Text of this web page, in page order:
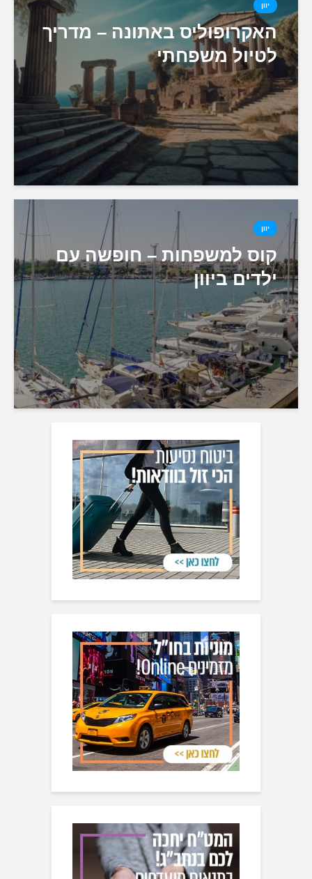
יוון
האקרופוליס באתונה – מדריך
לטיול משפחתי
יוון
קוס למשפחות – חופשה עם
ילדים ביוון